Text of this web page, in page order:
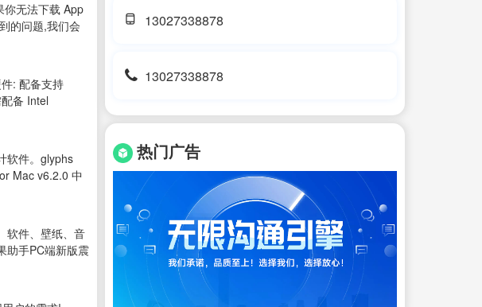
你无法下载 App
的问题,我们会
: 配备支持
备 Intel
软件。glyphs
Mac v6.2.0 中
软件、壁纸、音
助手PC端新版震
13027338878
13027338878
热门广告